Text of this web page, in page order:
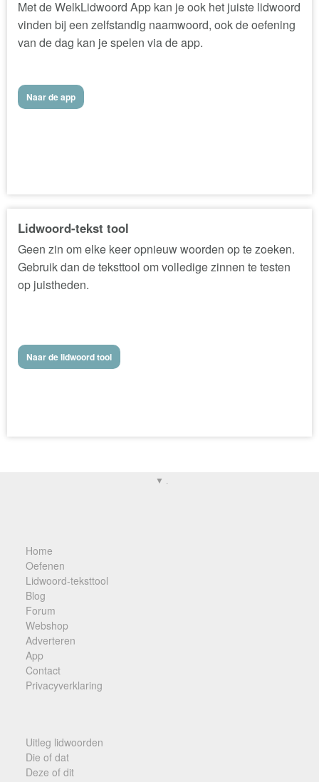
Met de WelkLidwoord App kan je ook het juiste lidwoord
vinden bij een zelfstandig naamwoord, ook de oefening
van de dag kan je spelen via de app.
Naar de app
Lidwoord-tekst tool
Geen zin om elke keer opnieuw woorden op te zoeken.
Gebruik dan de teksttool om volledige zinnen te testen
op juistheden.
Naar de lidwoord tool
▼ .
Home
Oefenen
Lidwoord-teksttool
Blog
Forum
Webshop
Adverteren
App
Contact
Privacyverklaring
Uitleg lidwoorden
Die of dat
Deze of dit